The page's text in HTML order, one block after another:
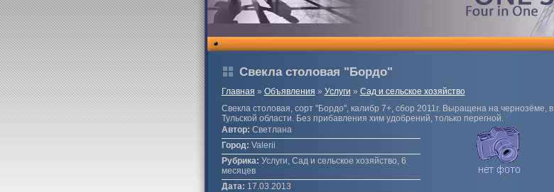
Свекла столовая "Бордо"
Главная » Объявления » Услуги » Сад и сельское хозяйство
Свекла столовая, сорт "Бордо", калибр 7+, сбор 2011г. Выращена на чернозёме, в
Тульской области. Без прибавления хим удобрений, только перегной.
Автор: Светлана
Город: Valerii
Рубрика: Услуги, Сад и сельское хозяйство, 6
месяцев
Дата: 17.03.2013